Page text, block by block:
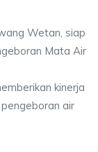
Wetan, siap
Mata Air
kinerja
air